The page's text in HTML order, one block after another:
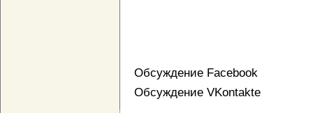
Обсуждение Facebook
Обсуждение VKontakte